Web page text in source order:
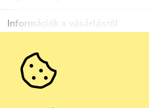
+36 1 808 9989
Információk a vásárlásról
Gyakori kérdések
Anyagok és karbantartás
Egyéb információk
Rólunk
Karrier
Ne maradj le semmiről!